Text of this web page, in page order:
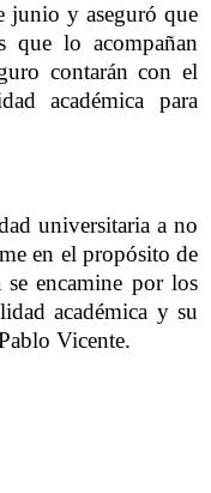
junio y aseguró que
que lo acompañan
contarán con el
académica para
universitaria a no
en el propósito de
encamine por los
académica y su
Vicente.